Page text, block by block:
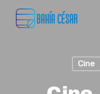
Cine